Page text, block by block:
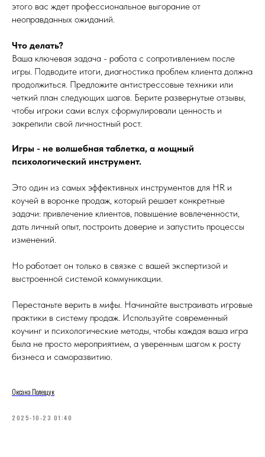
этого вас ждет профессиональное выгорание от
неоправданных ожиданий.
Что делать?
Ваша ключевая задача - работа с сопротивлением после
игры. Подводите итоги, диагностика проблем клиента должна
продолжиться. Предложите антистрессовые техники или
четкий план следующих шагов. Берите развернутые отзывы,
чтобы игроки сами вслух сформулировали ценность и
закрепили свой личностный рост.
Игры - не волшебная таблетка, а мощный
психологический инструмент.
Это один из самых эффективных инструментов для HR и
коучей в воронке продаж, который решает конкретные
задачи: привлечение клиентов, повышение вовлеченности,
дать личный опыт, построить доверие и запустить процессы
изменений.
Но работает он только в связке с вашей экспертизой и
выстроенной системой коммуникации.
Перестаньте верить в мифы. Начинайте выстраивать игровые
практики в систему продаж. Используйте современный
коучинг и психологические методы, чтобы каждая ваша игра
была не просто мероприятием, а уверенным шагом к росту
бизнеса и саморазвитию.
Оксана Полещук
2025-10-23 01:40